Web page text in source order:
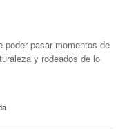
poder pasar momentos de
y rodeados de lo